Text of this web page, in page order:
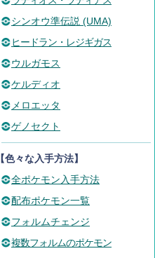
シンオウ準伝説 (UMA)
ヒードラン・レジギガス
ウルガモス
ケルディオ
メロエッタ
ゲノセクト
【色々な入手方法】
全ポケモン入手方法
配布ポケモン一覧
フォルムチェンジ
複数フォルムのポケモン